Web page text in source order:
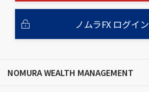
ノムラFX ログイン
NOMURA WEALTH MANAGEMENT